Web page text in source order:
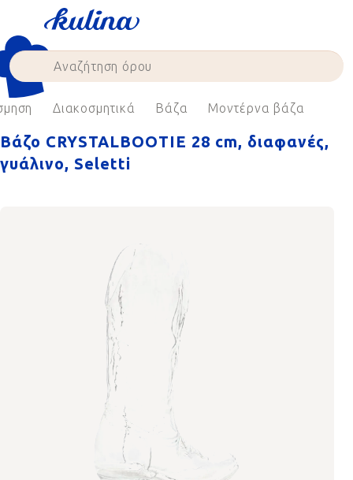
content
Διακοσμητικά Βάζα Μοντέρνα βάζα
Βάζο CRYSTALBOOTIE 28 cm, διαφανές,
γυάλινο, Seletti